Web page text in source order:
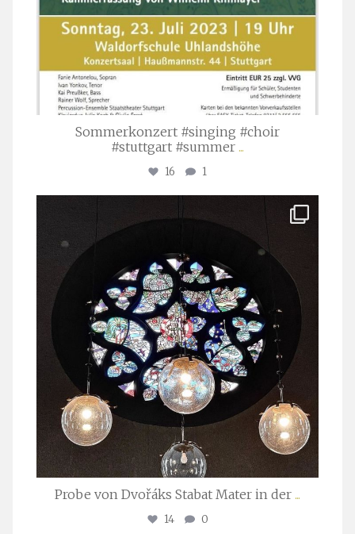
Sommerkonzert #singing #choir
#stuttgart #summer ...
16 1
Apr. 1
Probe von Dvořáks Stabat Mater in der ...
14 0